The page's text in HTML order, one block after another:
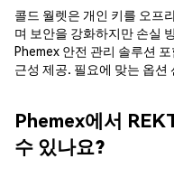
콜드 월렛은 개인 키를 오프
며 보안을 강화하지만 손실
Phemex 안전 관리 솔루션
근성 제공. 필요에 맞는 옵션
Phemex에서
수 있나요?